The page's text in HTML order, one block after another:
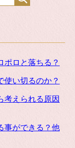
ポロと落ちる？
使い切るのか？
考えられる原因
事ができる？他